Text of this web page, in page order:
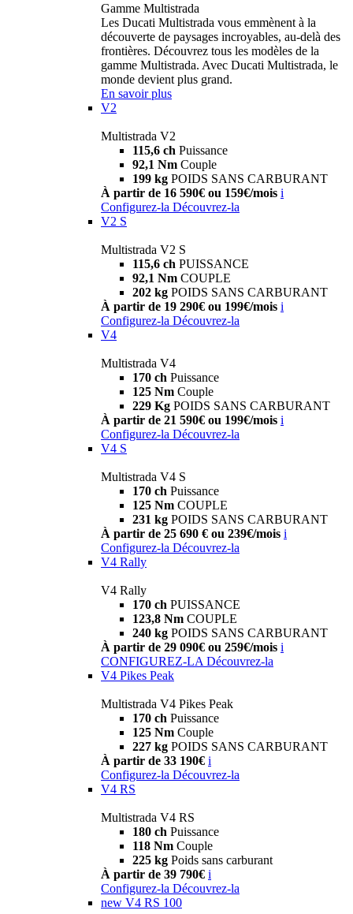
Gamme Multistrada
Les Ducati Multistrada vous emmènent à la
découverte de paysages incroyables, au-delà des
frontières. Découvrez tous les modèles de la
gamme Multistrada. Avec Ducati Multistrada, le
monde devient plus grand.
En savoir plus
V2
Multistrada V2
115,6 ch Puissance
92,1 Nm Couple
199 kg POIDS SANS CARBURANT
À partir de 16 590€ ou 159€/mois i
Configurez-la Découvrez-la
V2 S
Multistrada V2 S
115,6 ch PUISSANCE
92,1 Nm COUPLE
202 kg POIDS SANS CARBURANT
À partir de 19 290€ ou 199€/mois i
Configurez-la Découvrez-la
V4
Multistrada V4
170 ch Puissance
125 Nm Couple
229 Kg POIDS SANS CARBURANT
À partir de 21 590€ ou 199€/mois i
Configurez-la Découvrez-la
V4 S
Multistrada V4 S
170 ch Puissance
125 Nm COUPLE
231 kg POIDS SANS CARBURANT
À partir de 25 690 € ou 239€/mois i
Configurez-la Découvrez-la
V4 Rally
V4 Rally
170 ch PUISSANCE
123,8 Nm COUPLE
240 kg POIDS SANS CARBURANT
À partir de 29 090€ ou 259€/mois i
CONFIGUREZ-LA Découvrez-la
V4 Pikes Peak
Multistrada V4 Pikes Peak
170 ch Puissance
125 Nm Couple
227 kg POIDS SANS CARBURANT
À partir de 33 190€ i
Configurez-la Découvrez-la
V4 RS
Multistrada V4 RS
180 ch Puissance
118 Nm Couple
225 kg Poids sans carburant
À partir de 39 790€ i
Configurez-la Découvrez-la
new V4 RS 100